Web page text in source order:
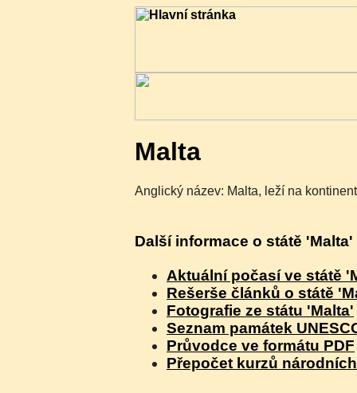
Malta
Anglický název: Malta, leží na
Další informace o státě
Aktuální počasí ve státě
Rešerše článků o státě
Fotografie ze státu 'Malta'
Seznam památek
Průvodce ve formátu PDF
Přepočet kurzů